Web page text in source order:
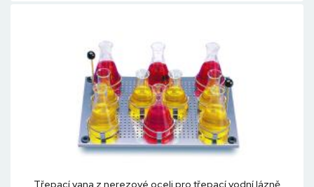
Třepací vana z nerezové oceli pro třepací vodní lázně